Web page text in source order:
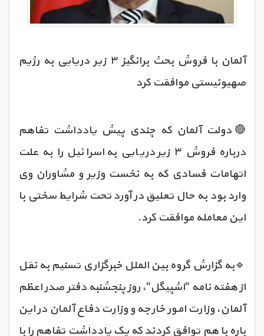
آلمان با فروش بحث برانگیز ۳ زیر دریایی به رژیم
صهیونیستی موافقت کرد
🔴دولت آلمان که چندی پیش یادداشت تفاهم
درباره فروش ۳ زیر دریایی به اسرائیل را به علت
اتهامات فسادی که به نخست وزیر و مشاوران وی
وارد بود به حال تعلیق در آورد تحت شرایط سختی با
این معامله موافقت کرد.
🔹به گزارش گروه بین الملل خبرگزاری تسنیم به نقل
از هفته نامه "اشپیگل"، روز پنجشنبه دفتر صدر اعظم
آلمان، وزارت امور خارجه و وزارت دفاع آلمان در این
باره با هم توافق کردند که یک یادداشت تفاهم را با